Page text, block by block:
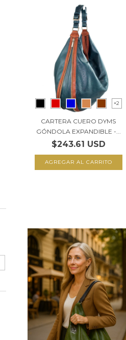
+2
CARTERA CUERO DYMS
GÓNDOLA EXPANDIBLE -...
$243.61 USD
AGREGAR AL CARRITO